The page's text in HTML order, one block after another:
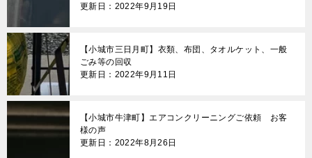
更新日：2022年9月19日
【小城市三日月町】衣類、布団、タオルケット、一般
ごみ等の回収
更新日：2022年9月11日
【小城市牛津町】エアコンクリーニングご依頼 お客
様の声
更新日：2022年8月26日